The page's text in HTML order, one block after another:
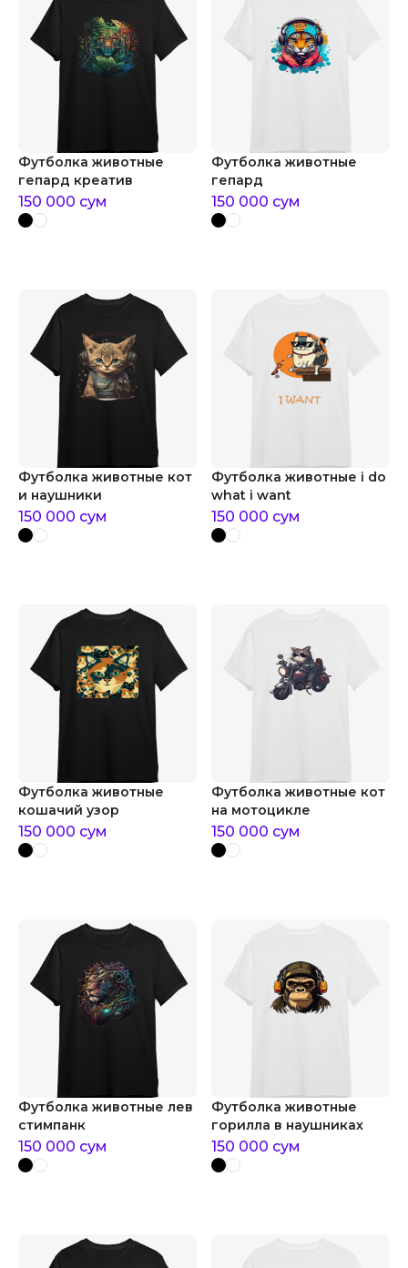
Футболка животные
гепард креатив
150 000 сум
Футболка животные
гепард
150 000 сум
Футболка животные кот
и наушники
150 000 сум
Футболка животные i do
what i want
150 000 сум
Футболка животные
кошачий узор
150 000 сум
Футболка животные кот
на мотоцикле
150 000 сум
Футболка животные лев
стимпанк
150 000 сум
Футболка животные
горилла в наушниках
150 000 сум